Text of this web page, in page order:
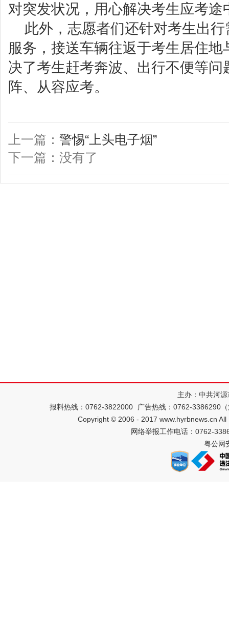
对突发状况，用心解决考生应考途
此外，志愿者们还针对考生出
服务，接送车辆往返于考生居住
决了考生赶考奔波、出行不便等
阵、从容应考。
上一篇： 警惕“上头电子烟”
下一篇：没有了